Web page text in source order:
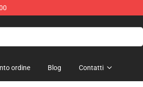
ordine Blog Contatti